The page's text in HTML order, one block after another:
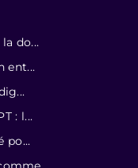
do...
ent...
: l...
po...